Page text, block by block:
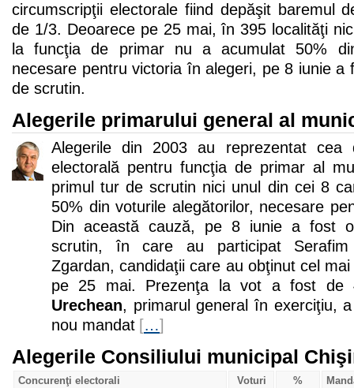
circumscripţii electorale fiind depăşit baremul
de 1/3. Deoarece pe 25 mai, în 395 localităţi
la funcţia de primar nu a acumulat 50%
necesare pentru victoria în alegeri, pe 8 iunie a
de scrutin.
Alegerile primarului general al
Alegerile din 2003 au reprezentat cea
electorală pentru funcţia de primar al
primul tur de scrutin nici unul din cei 8
50% din voturile alegătorilor, necesare
Din această cauză, pe 8 iunie a fost
scrutin, în care au participat
Zgardan, candidaţii care au obţinut cel
pe 25 mai. Prezenţa la vot a fost de
Urechean, primarul general în exerciţiu,
nou mandat […]
Alegerile Consiliului municipal
Concurenţi electorali Voturi %